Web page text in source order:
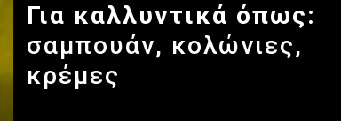
Για καλλυντικά όπως:
σαμπουάν, κολώνιες,
κρέμες